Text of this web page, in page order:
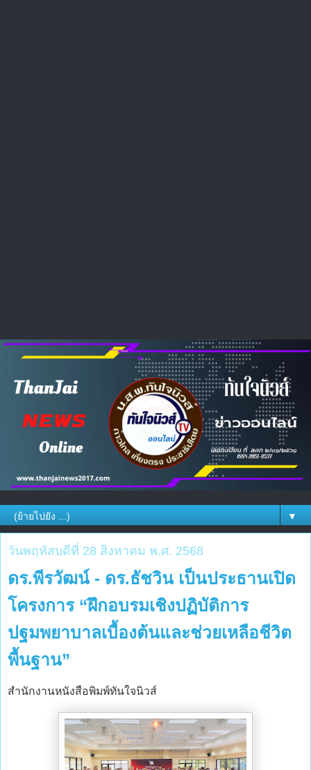
▼
วันพฤหัสบดีที่ 28 สิงหาคม พ.ศ. 2568
ดร.พีรวัฒน์ - ดร.ธัชวิน เป็นประธานเปิด
โครงการ “ฝึกอบรมเชิงปฏิบัติการ
ปฐมพยาบาลเบื้องต้นและช่วยเหลือชีวิต
พื้นฐาน”
สำนักงานหนังสือพิมพ์ทันใจนิวส์